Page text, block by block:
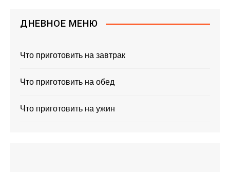
ДНЕВНОЕ МЕНЮ
Что приготовить на завтрак
Что приготовить на обед
Что приготовить на ужин